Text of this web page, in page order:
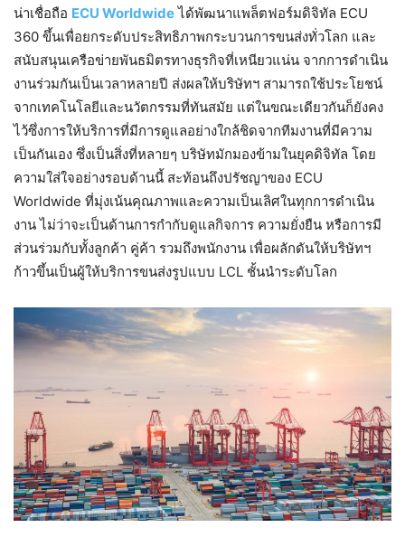
น่าเชื่อถือ ECU Worldwideได้พัฒนาแพล็ตฟอร์มดิจิทัล ECU
360 ขึ้นเพื่อยกระดับประสิทธิภาพกระบวนการขนส่งทั่วโลก และ
สนับสนุนเครือข่ายพันธมิตรทางธุรกิจที่เหนียวแน่น จากการดำเนิน
งานร่วมกันเป็นเวลาหลายปี ส่งผลให้บริษัทฯ สามารถใช้ประโยชน์
จากเทคโนโลยีและนวัตกรรมที่ทันสมัย แต่ในขณะเดียวกันก็ยังคง
ไว้ซึ่งการให้บริการที่มีการดูแลอย่างใกล้ชิดจากทีมงานที่มีความ
เป็นกันเอง ซึ่งเป็นสิ่งที่หลายๆ บริษัทมักมองข้ามในยุคดิจิทัล โดย
ความใส่ใจอย่างรอบด้านนี้ สะท้อนถึงปรัชญาของ ECU
Worldwide ที่มุ่งเน้นคุณภาพและความเป็นเลิศในทุกการดำเนิน
งาน ไม่ว่าจะเป็นด้านการกำกับดูแลกิจการ ความยั่งยืน หรือการมี
ส่วนร่วมกับทั้งลูกค้า คู่ค้า รวมถึงพนักงาน เพื่อผลักดันให้บริษัทฯ
ก้าวขึ้นเป็นผู้ให้บริการขนส่งรูปแบบ LCL ชั้นนำระดับโลก